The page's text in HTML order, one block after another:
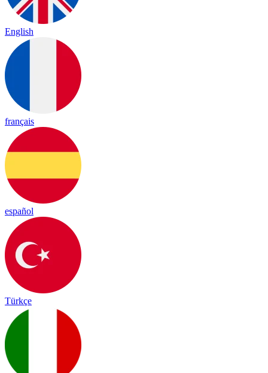
English
français
español
Türkçe